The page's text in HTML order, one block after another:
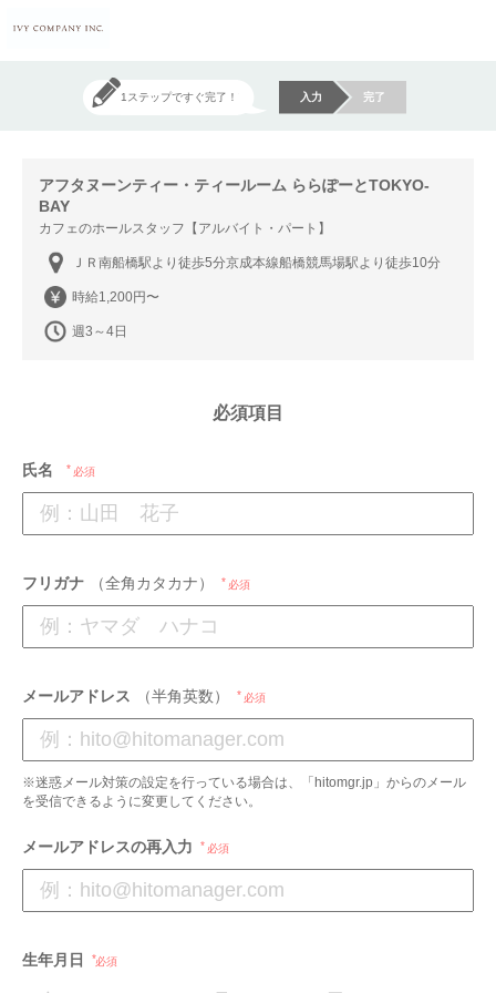
1ステップですぐ完了！ 入力 完了
アフタヌーンティー・ティールーム ららぽーとTOKYO-
BAY
カフェのホールスタッフ【アルバイト・パート】
ＪＲ南船橋駅より徒歩5分京成本線船橋競馬場駅より徒歩10分
時給1,200円〜
週3～4日
必須項目
氏名 必須
フリガナ （全角カタカナ） 必須
メールアドレス （半角英数） 必須
※迷惑メール対策の設定を行っている場合は、「hitomgr.jp」からのメール
を受信できるように変更してください。
メールアドレスの再入力 必須
生年月日 必須